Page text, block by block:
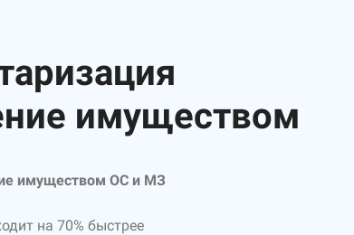
имуществом
имуществом ОС и МЗ
на 70% быстрее